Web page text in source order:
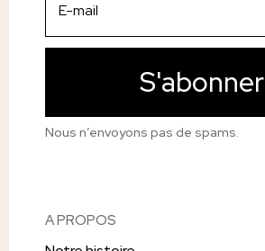
S'abonner
Nous n’envoyons pas de spams.
A PROPOS